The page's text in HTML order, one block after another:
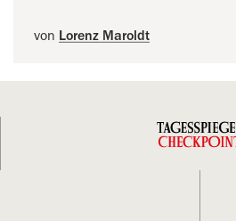
von Lorenz Maroldt